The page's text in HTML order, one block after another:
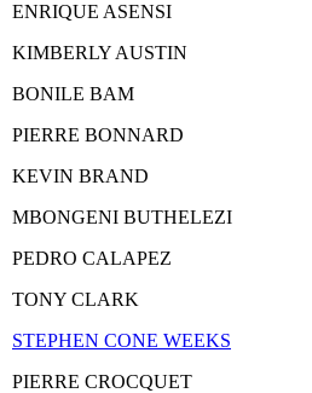
ENRIQUE ASENSI
KIMBERLY AUSTIN
BONILE BAM
PIERRE BONNARD
KEVIN BRAND
MBONGENI BUTHELEZI
PEDRO CALAPEZ
TONY CLARK
STEPHEN CONE WEEKS
PIERRE CROCQUET